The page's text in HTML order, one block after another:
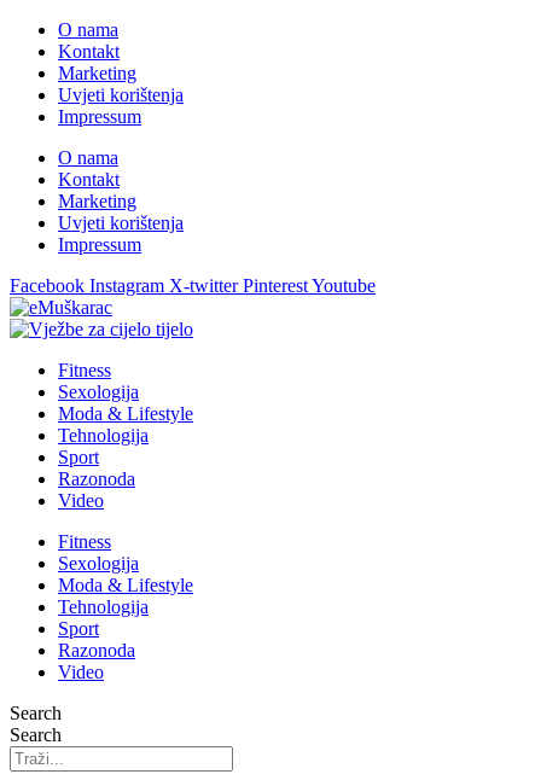
O nama
Kontakt
Marketing
Uvjeti korištenja
Impressum
O nama
Kontakt
Marketing
Uvjeti korištenja
Impressum
Facebook Instagram X-twitter PinterestYoutube
Fitness
Sexologija
Moda & Lifestyle
Tehnologija
Sport
Razonoda
Video
Fitness
Sexologija
Moda & Lifestyle
Tehnologija
Sport
Razonoda
Video
Search
Search